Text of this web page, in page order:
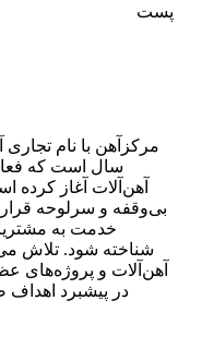
پست
سال است که
آهن‌آلات آغاز کرده
بی‌وقفه و سرلوحه
خدمت به
شناخته شود. تلاش
آهن‌آلات و
در پیشبرد اهداف